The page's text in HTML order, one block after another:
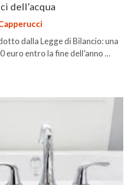
dell’acqua
dalla Legge di Bilancio: una
euro entro la fine dell’anno ...